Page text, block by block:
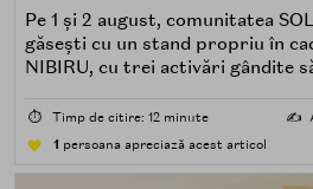
Pe 1 și 2 august, comunitatea
găsești cu un stand propriu în
NIBIRU, cu trei activări gândite
⏱️ Timp de citire: 12 minute ✍️
1 persoana apreciază acest articol